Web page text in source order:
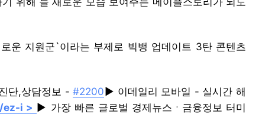
운 지원군`이라는 부제로 빅뱅 업데이트 3탄 콘텐츠
단,상담정보 -#2200 ▶ 이데일리 모바일 - 실시간 해
ez-i > ▶ 가장 빠른 글로벌 경제뉴스ㆍ금융정보 터미